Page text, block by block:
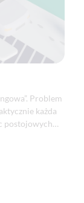
Problem
każda
postojowych